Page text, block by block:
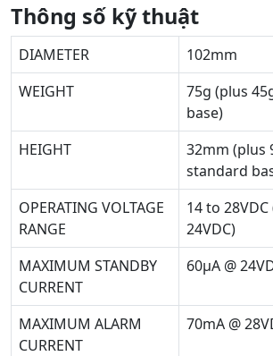
Thông số kỹ thuật
DIAMETER
102mm
WEIGHT
75g (plus
base)
HEIGHT
32mm (plus
standard
OPERATING VOLTAGE
RANGE
14 to
24VDC)
MAXIMUM STANDBY
CURRENT
60µA @
MAXIMUM ALARM
CURRENT
70mA @